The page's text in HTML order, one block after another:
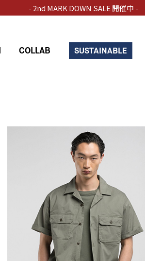
- 2nd MARK DOWN SALE 開催中 -
COLLAB SUSTAINABLE